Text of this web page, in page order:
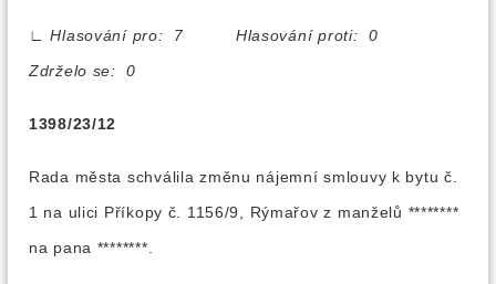
∟
Hlasování pro: 7 Hlasování proti: 0
Zdrželo se: 0
1398/23/12
Rada města schválila změnu nájemní smlouvy k bytu č.
1 na ulici Příkopy č. 1156/9, Rýmařov z manželů ********
na pana ********.